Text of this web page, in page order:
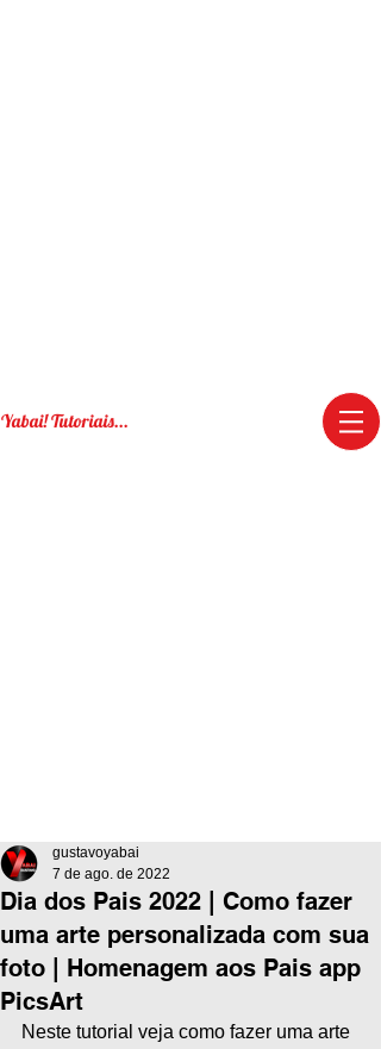
Yabai! Tutoriais...
Dia dos Pais 2022 | Como fazer
uma arte personalizada com sua
foto | Homenagem aos Pais app
PicsArt
gustavoyabai
7 de ago. de 2022
Neste tutorial veja como fazer uma arte